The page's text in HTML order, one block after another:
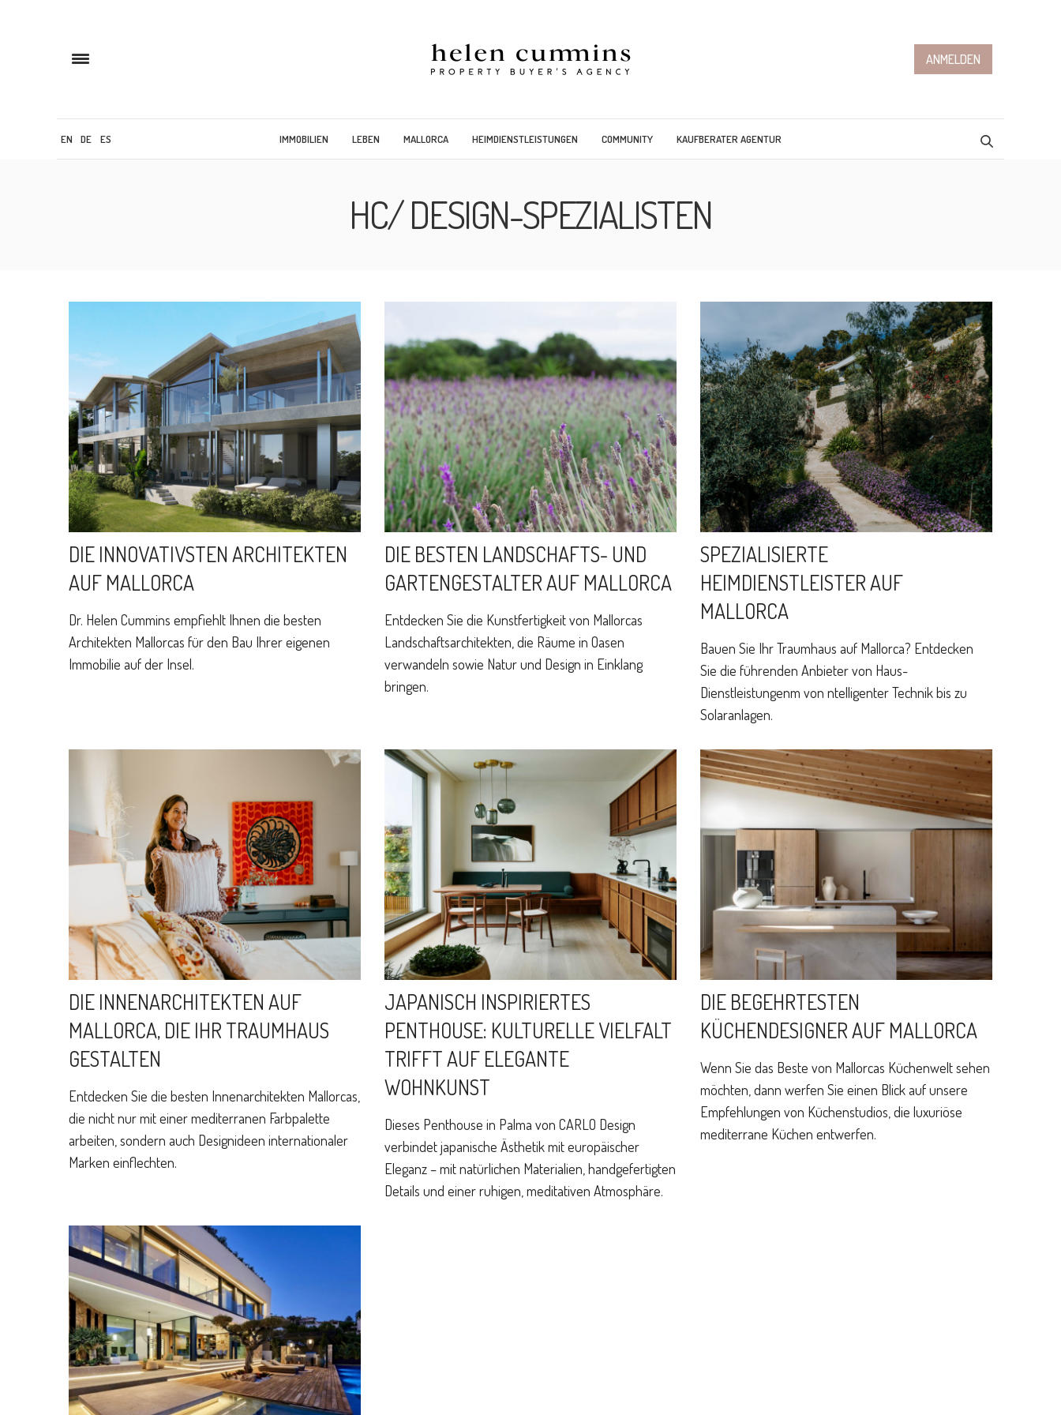
ANMELDEN
EN DE ES IMMOBILIEN LEBEN MALLORCA HEIMDIENSTLEISTUNGEN COMMUNITY KAUFBERATER AGENTUR
HC/ DESIGN-SPEZIALISTEN
DIE INNOVATIVSTEN ARCHITEKTEN
AUF MALLORCA
Dr. Helen Cummins empfiehlt Ihnen die besten
Architekten Mallorcas für den Bau Ihrer eigenen
Immobilie auf der Insel.
DIE BESTEN LANDSCHAFTS- UND
GARTENGESTALTER AUF MALLORCA
Entdecken Sie die Kunstfertigkeit von Mallorcas
Landschaftsarchitekten, die Räume in Oasen
verwandeln sowie Natur und Design in Einklang
bringen.
SPEZIALISIERTE
HEIMDIENSTLEISTER AUF
MALLORCA
Bauen Sie Ihr Traumhaus auf Mallorca? Entdecken
Sie die führenden Anbieter von Haus-
Dienstleistungenm von ntelligenter Technik bis zu
Solaranlagen.
DIE INNENARCHITEKTEN AUF
MALLORCA, DIE IHR TRAUMHAUS
GESTALTEN
Entdecken Sie die besten Innenarchitekten Mallorcas,
die nicht nur mit einer mediterranen Farbpalette
arbeiten, sondern auch Designideen internationaler
Marken einflechten.
JAPANISCH INSPIRIERTES
PENTHOUSE: KULTURELLE VIELFALT
TRIFFT AUF ELEGANTE
WOHNKUNST
Dieses Penthouse in Palma von CARLO Design
verbindet japanische Ästhetik mit europäischer
Eleganz – mit natürlichen Materialien, handgefertigten
Details und einer ruhigen, meditativen Atmosphäre.
DIE BEGEHRTESTEN
KÜCHENDESIGNER AUF MALLORCA
Wenn Sie das Beste von Mallorcas Küchenwelt sehen
möchten, dann werfen Sie einen Blick auf unsere
Empfehlungen von Küchenstudios, die luxuriöse
mediterrane Küchen entwerfen.